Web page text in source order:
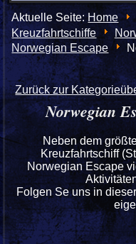
Aktuelle Seite:Home
Kreuzfahrtschiffe
Norwegian Escape
Zurück zur
Norwegian
Neben dem
Kreuzfahrtschiff
Norwegian Escape
Folgen Se uns in